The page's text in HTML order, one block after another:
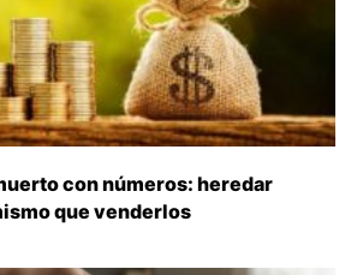
con números: heredar
que venderlos